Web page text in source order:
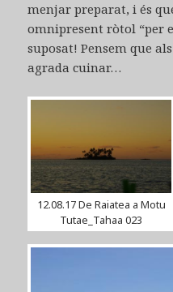
menjar preparat, i és
omnipresent ròtol “per
suposat! Pensem que
agrada cuinar…
12.08.17 De Raiatea a Motu
Tutae_Tahaa 023